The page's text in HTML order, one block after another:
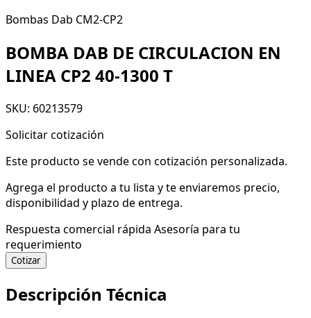
Bombas Dab CM2-CP2
BOMBA DAB DE CIRCULACION EN
LINEA CP2 40-1300 T
SKU: 60213579
Solicitar cotización
Este producto se vende con cotización personalizada.
Agrega el producto a tu lista y te enviaremos precio,
disponibilidad y plazo de entrega.
Respuesta comercial rápida Asesoría para tu
requerimiento
Cotizar
Descripción Técnica